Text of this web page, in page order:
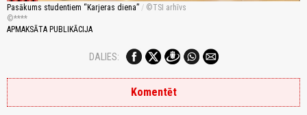
Pasākums studentiem “Karjeras diena” /
TSI arhīvs
****
APMAKSĀTA PUBLIKĀCIJA
DALIES:
Komentēt